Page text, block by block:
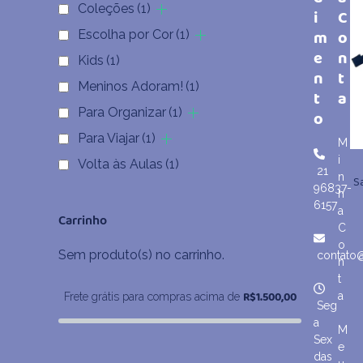
Coleções (1)
Escolha por Cor (1)
Kids (1)
Meninos Adoram! (1)
Para Organizar (1)
Para Viajar (1)
Volta às Aulas (1)
Carrinho
Sem produto(s) no carrinho.
Frete grátis para compras acima de R$1.500,00
i
m
e
n
t
o
21
96837-
6157
Seg
a
Sex
das
C
o
n
t
a
M
i
n
h
a
C
o
n
t
a
M
e